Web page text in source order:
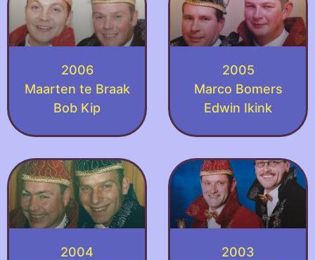
2006
Maarten te Braak
Bob Kip
2005
Marco Bomers
Edwin Ikink
2004
2003